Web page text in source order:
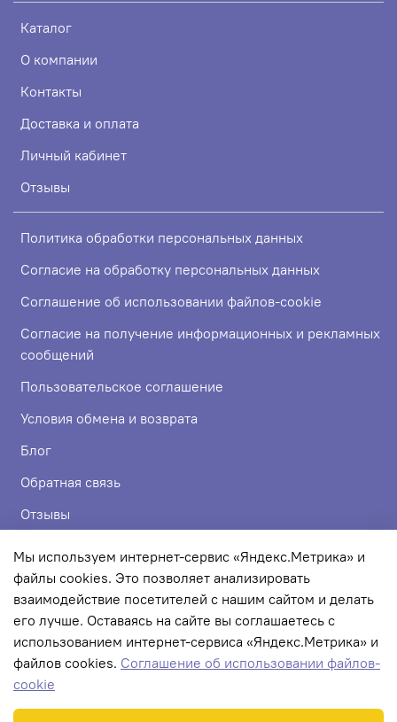
Каталог
О компании
Контакты
Доставка и оплата
Личный кабинет
Отзывы
Политика обработки персональных данных
Согласие на обработку персональных данных
Соглашение об использовании файлов-cookie
Согласие на получение информационных и рекламных
сообщений
Пользовательское соглашение
Условия обмена и возврата
Блог
Обратная связь
Отзывы
ИП Бойко Елена Сергеевна
ИНН 720319113307
ОГРНИП 324723200067956
© 2022 Любое использование контента без письменного
разрешения запрещено
Мы используем интернет-сервис «Яндекс.Метрика» и
файлы cookies. Это позволяет анализировать
взаимодействие посетителей с нашим сайтом и делать
его лучше. Оставаясь на сайте вы соглашаетесь с
использованием интернет-сервиса «Яндекс.Метрика» и
файлов cookies. Соглашение об использовании файлов-
cookie